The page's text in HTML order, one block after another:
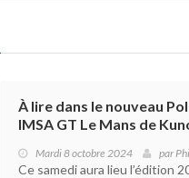
À lire dans le nouveau
IMSA GT Le Mans de
Mardi 8 octobre 2024 par
Ce samedi aura lieu l’édition